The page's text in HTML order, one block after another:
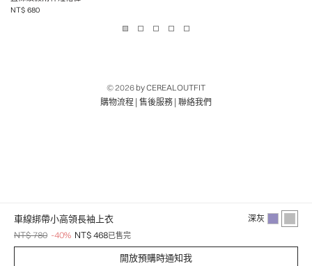
NT$ 680
© 2026 by CEREALOUTFIT
購物流程 | 售後服務 | 聯絡我們
車線綁帶小高領長袖上衣 深灰
NT$ 780 -40% NT$ 468已售完
開放預購時通知我